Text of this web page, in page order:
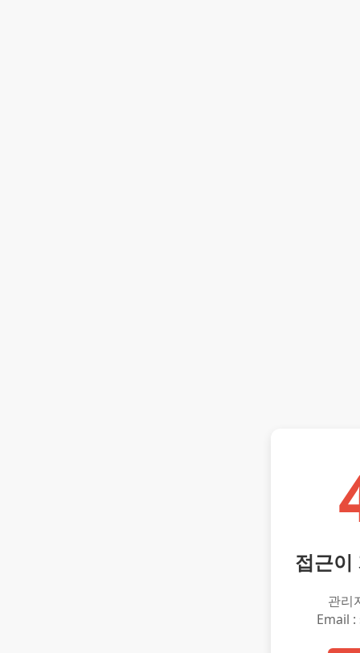
접근이
관리
Email